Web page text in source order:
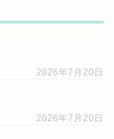
2026年7月20日
2026年7月20日